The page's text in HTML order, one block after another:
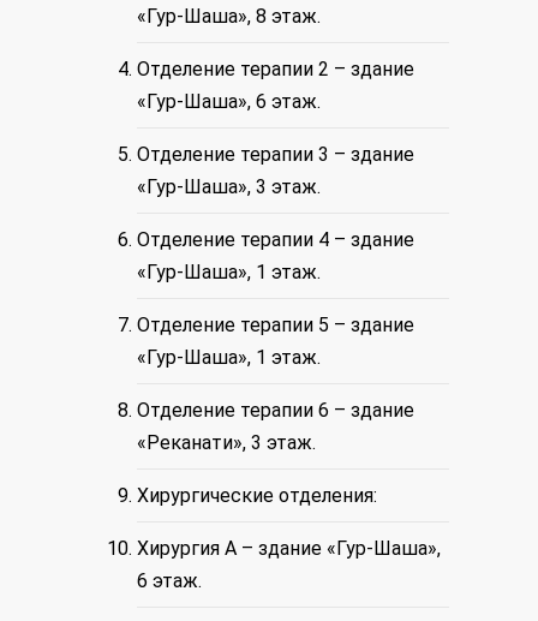
«Гур-Шаша», 8 этаж.
Отделение терапии 2 – здание
«Гур-Шаша», 6 этаж.
Отделение терапии 3 – здание
«Гур-Шаша», 3 этаж.
Отделение терапии 4 – здание
«Гур-Шаша», 1 этаж.
Отделение терапии 5 – здание
«Гур-Шаша», 1 этаж.
Отделение терапии 6 – здание
«Реканати», 3 этаж.
Хирургические отделения:
Хирургия А – здание «Гур-Шаша»,
6 этаж.